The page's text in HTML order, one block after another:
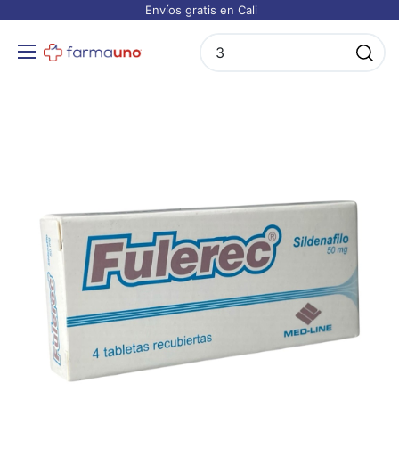
Envíos gratis en Cali